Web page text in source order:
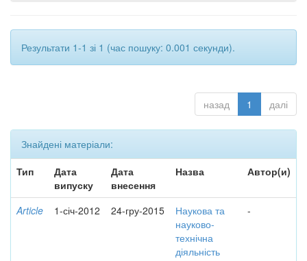
Результати 1-1 зі 1 (час пошуку: 0.001 секунди).
назад 1 далі
Знайдені матеріали:
Тип
Дата
випуску
Дата
внесення
Назва Автор(и)
Article 1-січ-2012 24-гру-2015
Наукова та
науково-
технічна
діяльність
-